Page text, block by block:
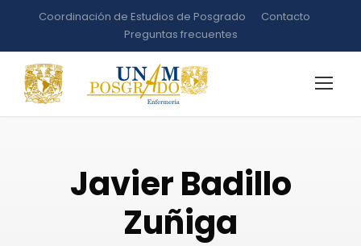
Coordinación de Estudios de Posgrado
Contacto
Preguntas frecuentes
Javier Badillo
Zuñiga